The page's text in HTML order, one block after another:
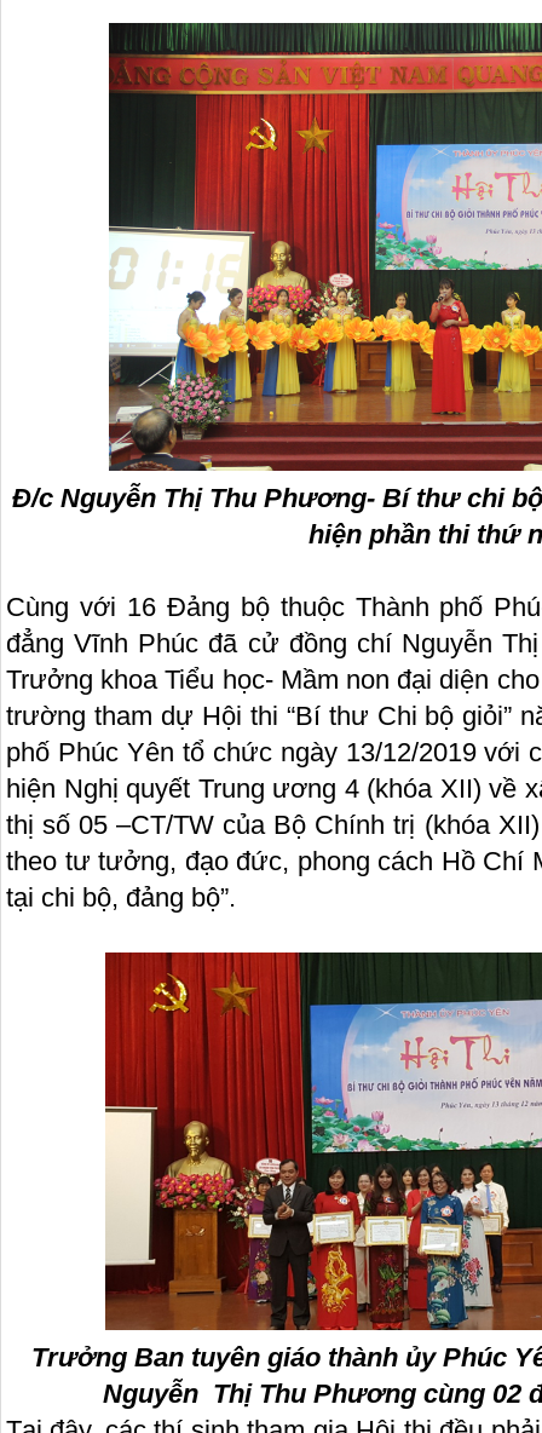
Đ/c Nguyễn Thị Thu Phương- Bí thư chi
hiện phần thi thứ
Cùng với 16 Đảng bộ thuộc Thành phố
đẳng Vĩnh Phúc đã cử đồng chí Nguyễn
Trưởng khoa Tiểu học- Mầm non đại diện
trường tham dự Hội thi “Bí thư Chi bộ giỏi”
phố Phúc Yên tổ chức ngày 13/12/2019 với
hiện Nghị quyết Trung ương 4 (khóa XII) về
thị số 05 –CT/TW của Bộ Chính trị (khóa
theo tư tưởng, đạo đức, phong cách Hồ Chí
tại chi bộ, đảng bộ”.
Trưởng Ban tuyên giáo thành ủy Phúc
Nguyễn Thị Thu Phương cùng 02